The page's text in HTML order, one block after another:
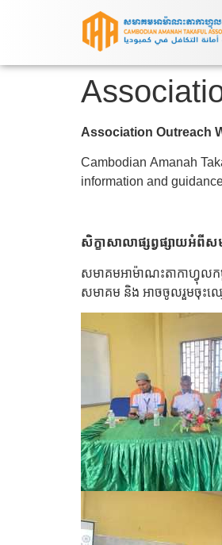
Association Outreach
Cambodian Amanah
information and
សិក្ខាសាលាផ្សព្វផ្សាយអំពីស
សមាគមអាម៉ាណះតាកាហ្វុលក
សមាគម និង អាចចូលរួមចុះឈ្